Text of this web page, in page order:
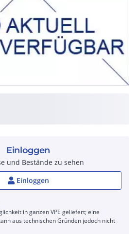
Einloggen
und Bestände zu sehen
Einloggen
in ganzen VPE geliefert; eine
aus technischen Gründen jedoch nicht